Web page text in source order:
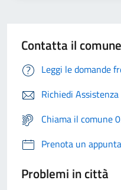
Contatta il comune
Leggi le domande
Richiedi Assistenza
Chiama il comune
Prenota un
Problemi in città